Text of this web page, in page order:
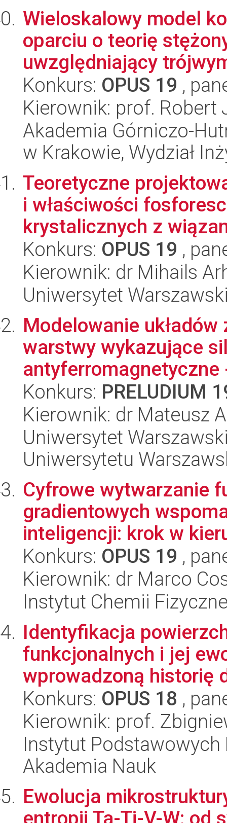
Wieloskalowy model
oparciu o teorię
uwzględniający
Konkurs: OPUS 19 ,
Kierownik: prof. Robert
Akademia Górniczo-
w Krakowie, Wydział
Teoretyczne
i właściwości
krystalicznych z
Konkurs: OPUS 19 ,
Kierownik: dr Mihails
Uniwersytet
Modelowanie
warstwy wykazujące
Konkurs: PRELUDIUM
Kierownik: dr Mateusz
Uniwersytet
Uniwersytetu
Cyfrowe wytwarzanie
gradientowych
inteligencji: krok w
Konkurs: OPUS 19 ,
Kierownik: dr Marco
Instytut Chemii
Identyfikacja
funkcjonalnych i jej
wprowadzoną historię
Konkurs: OPUS 18 ,
Kierownik: prof.
Instytut
Akademia Nauk
Ewolucja
entropii Ta-Ti-V-W: od